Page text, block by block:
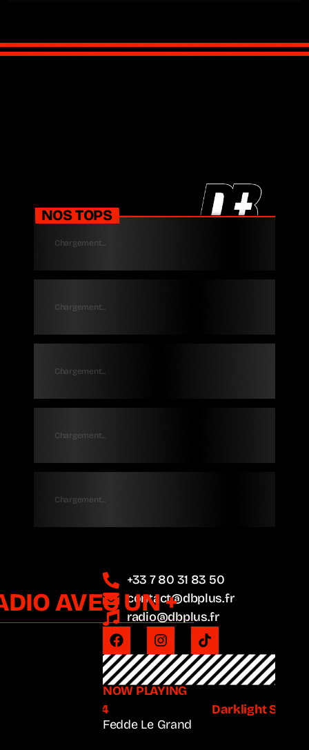
NOS TOPS
Chargement...
Chargement...
Chargement...
Chargement...
Chargement...
AVEC UN +
+33 7 80 31 83 50
contact@dbplus.fr
radio@dbplus.fr
NOW PLAYING
Sessions #714
Darklight
Fedde Le Grand